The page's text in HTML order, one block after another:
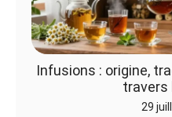
Infusions : origine,
travers
29